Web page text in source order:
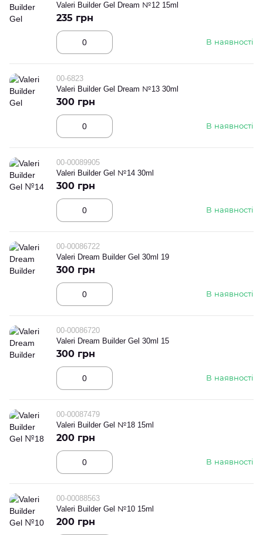
Valeri Builder Gel Dream №12 15ml
В наявності
235 грн
00-6823
Valeri Builder Gel Dream №13 30ml
В наявності
300 грн
00-00089905
Valeri Builder Gel №14 30ml
В наявності
300 грн
00-00086722
Valeri Dream Builder Gel 30ml 19
В наявності
300 грн
00-00086720
Valeri Dream Builder Gel 30ml 15
В наявності
300 грн
00-00087479
Valeri Builder Gel №18 15ml
В наявності
200 грн
00-00088563
Valeri Builder Gel №10 15ml
200 грн